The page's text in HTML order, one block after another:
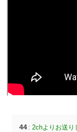
44 :2chよりお送り